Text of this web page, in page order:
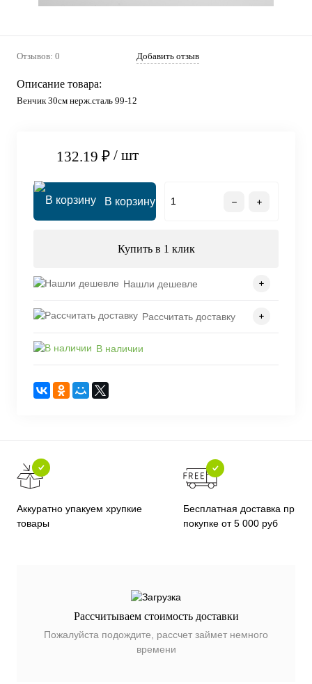
Отзывов: 0 Добавить отзыв
Описание товара:
Венчик 30см нерж.сталь 99-12
132.19 ₽ / шт
В корзину
Купить в 1 клик
Нашли дешевле
Рассчитать доставку
В наличии
Аккуратно упакуем хрупкие
товары
Бесплатная доставка при
покупке от 5 000 руб
Рассчитываем стоимость доставки
Пожалуйста подождите, рассчет займет немного
времени